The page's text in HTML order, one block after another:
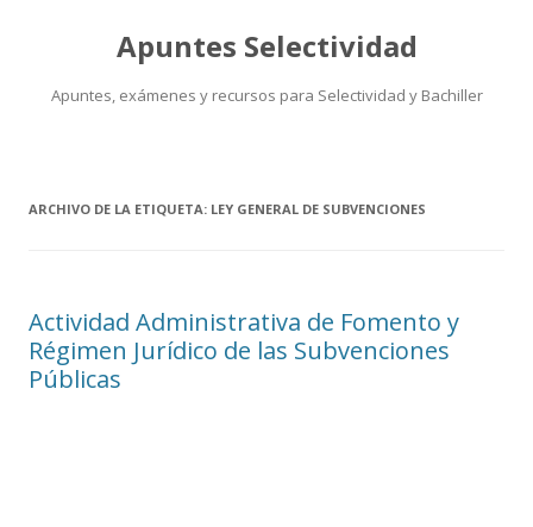
Apuntes Selectividad
Apuntes, exámenes y recursos para Selectividad y Bachiller
ARCHIVO DE LA ETIQUETA: LEY GENERAL DE SUBVENCIONES
Actividad Administrativa de Fomento y
Régimen Jurídico de las Subvenciones
Públicas